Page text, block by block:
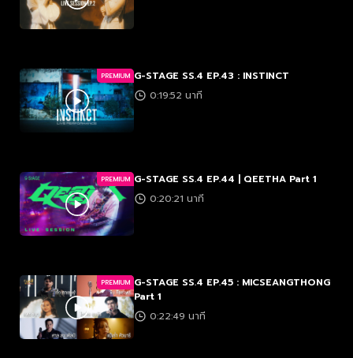
PREMIUM G-STAGE SS.4 EP.43 : INSTINCT
0:19:52 นาที
PREMIUM G-STAGE SS.4 EP.44 | QEETHA Part 1
0:20:21 นาที
PREMIUM G-STAGE SS.4 EP.45 : MICSEANGTHONG
Part 1
0:22:49 นาที